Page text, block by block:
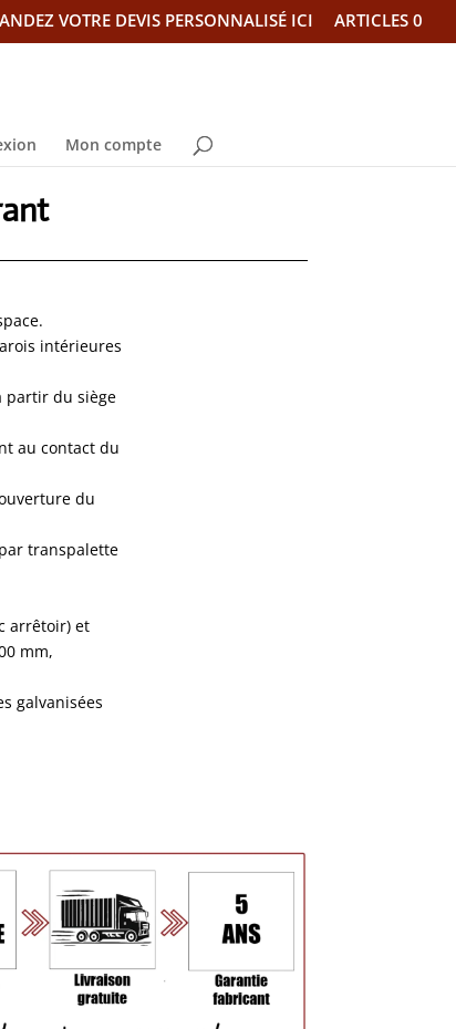
VOTRE DEVIS PERSONNALISÉ ICI ARTICLES 0
Mon compte
intérieures
partir du siège
au contact du
du
transpalette
arrêtoir) et
mm,
galvanisées